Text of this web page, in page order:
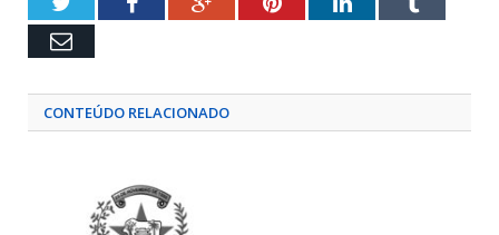
Email
CONTEÚDO RELACIONADO